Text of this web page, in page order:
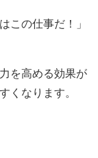
この仕事だ！」
を高める効果が
くなります。